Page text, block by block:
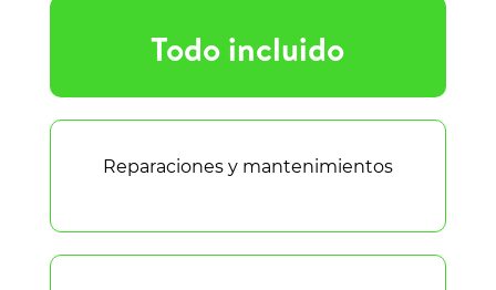
Todo incluido
Reparaciones y mantenimientos